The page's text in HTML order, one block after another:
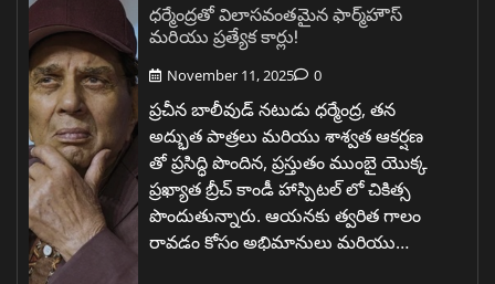
ధర్మేంద్రతో విలాసవంతమైన ఫార్మ్‌హౌస్
మరియు ప్రత్యేక కార్లు!
November 11, 2025 0
ప్రచీన బాలీవుడ్ నటుడు ధర్మేంద్ర, తన
అద్భుత పాత్రలు మరియు శాశ్వత ఆకర్షణ
తో ప్రసిద్ధి పొందిన, ప్రస్తుతం ముంబై యొక్క
ప్రఖ్యాత బ్రీచ్ కాండీ హాస్పిటల్ లో చికిత్స
పొందుతున్నారు. ఆయనకు త్వరిత గాలం
రావడం కోసం అభిమానులు మరియు…